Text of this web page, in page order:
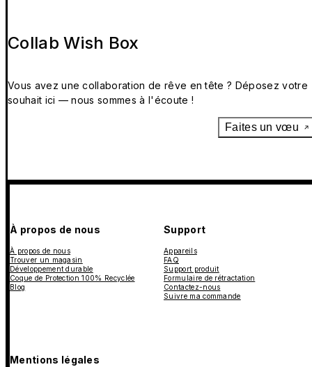
Collab Wish Box
Vous avez une collaboration de rêve en tête ? Déposez votre
souhait ici — nous sommes à l'écoute !
Faites un vœu
À propos de nous
À propos de nous
Trouver un magasin
Développement durable
Coque de Protection 100% Recyclée
Blog
Support
Appareils
FAQ
Support produit
Formulaire de rétractation
Contactez-nous
Suivre ma commande
Mentions légales